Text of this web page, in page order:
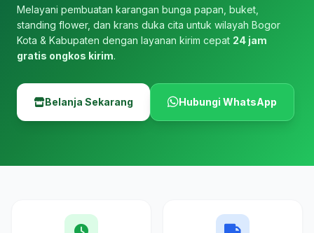
Melayani pembuatan karangan bunga papan, buket,
standing flower, dan krans duka cita untuk wilayah Bogor
Kota & Kabupaten dengan layanan kirim cepat 24 jam
gratis ongkos kirim.
Belanja Sekarang Hubungi WhatsApp